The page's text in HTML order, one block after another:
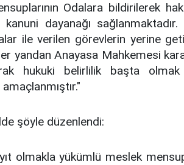
Odalara bildirilerek
dayanağı sağlanmaktadır.
ile verilen görevlerin yerine
yandan Anayasa Mahkemesi
hukuki belirlilik başta
şöyle düzenlendi:
olmakla yükümlü meslek